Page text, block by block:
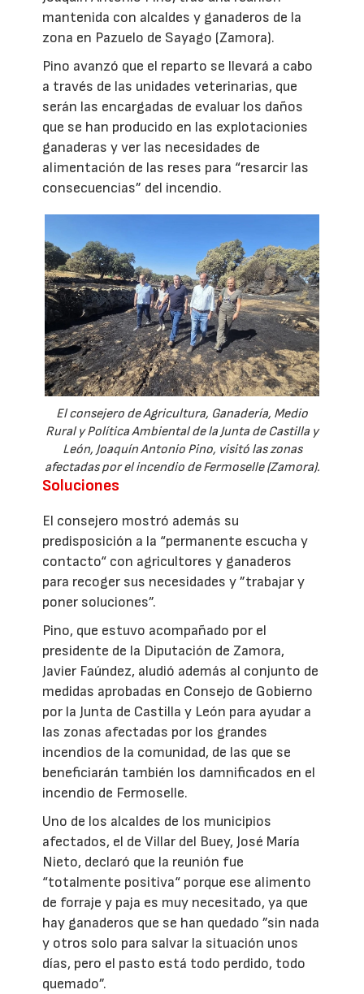
mantenida con alcaldes y ganaderos de la
zona en Pazuelo de Sayago (Zamora).
Pino avanzó que el reparto se llevará a cabo
a través de las unidades veterinarias, que
serán las encargadas de evaluar los daños
que se han producido en las explotacionies
ganaderas y ver las necesidades de
alimentación de las reses para “resarcir las
consecuencias” del incendio.
El consejero de Agricultura, Ganadería, Medio
Rural y Política Ambiental de la Junta de Castilla y
León, Joaquín Antonio Pino, visitó las zonas
afectadas por el incendio de Fermoselle (Zamora).
Soluciones
El consejero mostró además su
predisposición a la “permanente escucha y
contacto“ con agricultores y ganaderos
para recoger sus necesidades y ”trabajar y
poner soluciones”.
Pino, que estuvo acompañado por el
presidente de la Diputación de Zamora,
Javier Faúndez, aludió además al conjunto de
medidas aprobadas en Consejo de Gobierno
por la Junta de Castilla y León para ayudar a
las zonas afectadas por los grandes
incendios de la comunidad, de las que se
beneficiarán también los damnificados en el
incendio de Fermoselle.
Uno de los alcaldes de los municipios
afectados, el de Villar del Buey, José María
Nieto, declaró que la reunión fue
“totalmente positiva“ porque ese alimento
de forraje y paja es muy necesitado, ya que
hay ganaderos que se han quedado ”sin nada
y otros solo para salvar la situación unos
días, pero el pasto está todo perdido, todo
quemado”.